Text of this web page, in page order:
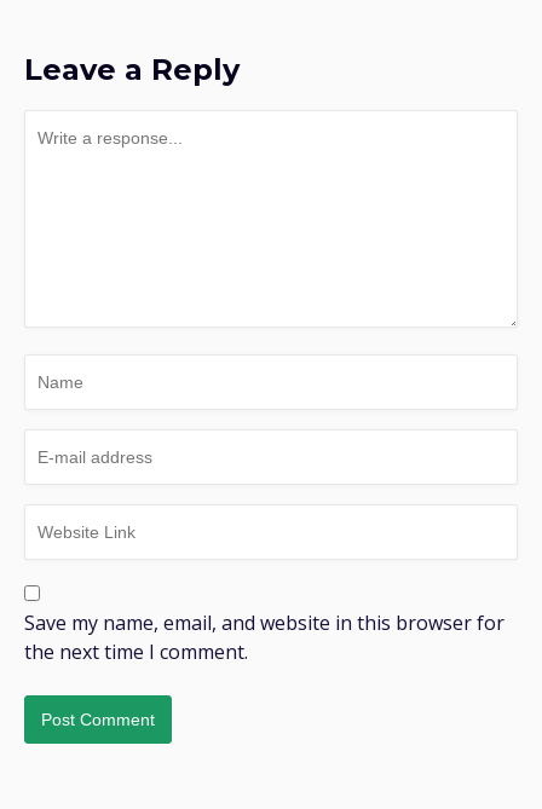
Leave a Reply
Save my name, email, and website in this browser for
the next time I comment.